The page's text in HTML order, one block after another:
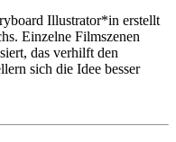
Illustrator*in erstellt
Einzelne Filmszenen
das verhilft den
sich die Idee besser